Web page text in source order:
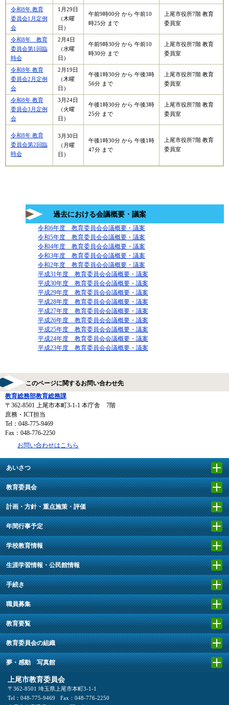
令和8年 教育
委員会1月定例
会
1月29日
（木曜
日）
午前9時00分 から 午前10
時25分 まで
上尾市役所7階 教育
委員室
令和8年 教育
委員会第1回臨
時会
2月4日
（水曜
日）
午前9時30分 から 午前10
時30分 まで
上尾市役所7階 教育
委員室
令和8年 教育
委員会2月定例
会
2月19日
（木曜
日）
午後1時30分 から 午後3時
56分 まで
上尾市役所7階 教育
委員室
令和8年 教育
委員会3月定例
会
3月24日
（火曜
日）
午後1時30分 から 午後3時
25分 まで
上尾市役所7階 教育
委員室
令和8年 教育
委員会第2回臨
時会
3月30日
（月曜
日）
午後1時30分 から 午後1時
47分 まで
上尾市役所7階 教育
委員室
過去における会議概要・議案
​令和6年度 教育委員会会議概要・議案
令和5年度 教育委員会会議概要・議案
令和4年度 教育委員会会議概要・議案
令和3年度 教育委員会会議概要・議案
令和2年度 教育委員会会議概要・議案
平成31年度 教育委員会会議概要・議案
平成30年度 教育委員会会議概要・議案
平成29年度 教育委員会会議概要・議案
平成28年度 教育委員会会議概要・議案
平成27年度 教育委員会会議概要・議案
平成26年度 教育委員会会議概要・議案
平成25年度 教育委員会会議概要・議案
平成24年度 教育委員会会議概要・議案
平成23年度 教育委員会会議概要・議案
このページに関するお問い合わせ先
教育総務部教育総務課
〒362-8501
上尾市本町3-1-1 本庁舎 7階
庶務・ICT担当
Tel：048-775-9469
Fax：048-776-2250
お問い合わせはこちら
あいさつ
教育委員会
計画・方針・重点施策・評価
年間行事予定
学校教育情報
生涯学習情報・公民館情報
手続き
職員募集
教育要覧
教育委員会の組織
夢・感動 写真館
上尾市教育委員会
〒362-8501 埼玉県上尾市本町3-1-1
Tel：048-775-9469
Fax：048-776-2250